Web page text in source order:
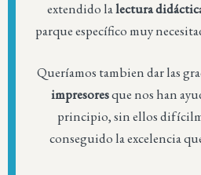
extendido lalectura
parque específico muy
Queríamos tambien dar las
impresoresque nos han
principio, sin ellos
conseguido la excelencia